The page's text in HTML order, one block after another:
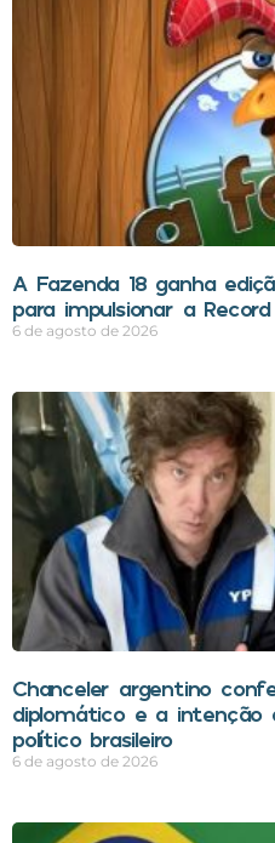
A Fazenda 18 ganha
para impulsionar a
6 de agosto de 2026
Chanceler argentino
diplomático e a intenção
político brasileiro
6 de agosto de 2026